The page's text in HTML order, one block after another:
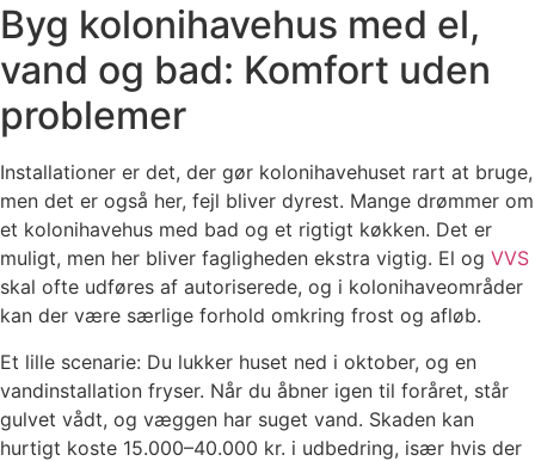
Byg kolonihavehus med el,
vand og bad: Komfort uden
problemer
Installationer er det, der gør kolonihavehuset rart at bruge,
men det er også her, fejl bliver dyrest. Mange drømmer om
et kolonihavehus med bad og et rigtigt køkken. Det er
muligt, men her bliver fagligheden ekstra vigtig. El og VVS
skal ofte udføres af autoriserede, og i kolonihaveområder
kan der være særlige forhold omkring frost og afløb.
Et lille scenarie: Du lukker huset ned i oktober, og en
vandinstallation fryser. Når du åbner igen til foråret, står
gulvet vådt, og væggen har suget vand. Skaden kan
hurtigt koste 15.000–40.000 kr. i udbedring, især hvis der